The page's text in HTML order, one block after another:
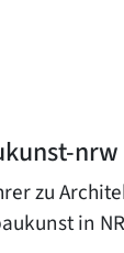
nrw
zu
in